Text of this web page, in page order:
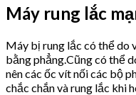
Máy rung lắc
Máy bị rung lắc có thể do
bằng phẳng.Cũng có thể
nên các ốc vít nối các bộ
chắc chắn và rung lắc khi